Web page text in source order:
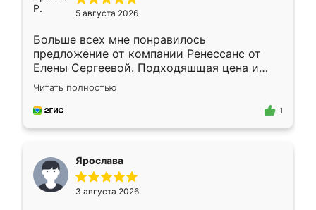
5 августа 2026
Больше всех мне понравилось
предложение от компании Ренессанс от
Елены Сергеевой. Подходяшщая цена и
короткие сроки изготовления. Приехавший
для замера сотрудник Владислав
предложил по моему эскизу самый
Читать полностью
1
Ярослава
3 августа 2026